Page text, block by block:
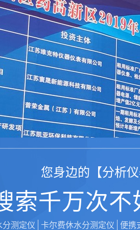
您身边的【分析仪
索千万次不
分测定仪 卡尔费休水分测定仪 便携